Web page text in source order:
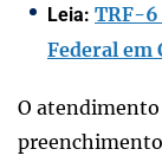
Leia: TRF-6
Federal em
O